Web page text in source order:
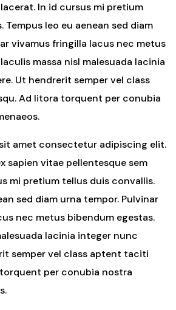
In id cursus mi pretium
Tempus leo eu aenean sed diam
vivamus fringilla lacus nec metus
massa nisl malesuada lacinia
Ut hendrerit semper vel class
Ad litora torquent per conubia
amet consectetur adipiscing elit.
sapien vitae pellentesque sem
mi pretium tellus duis convallis.
sed diam urna tempor. Pulvinar
nec metus bibendum egestas.
lacinia integer nunc
semper vel class aptent taciti
per conubia nostra